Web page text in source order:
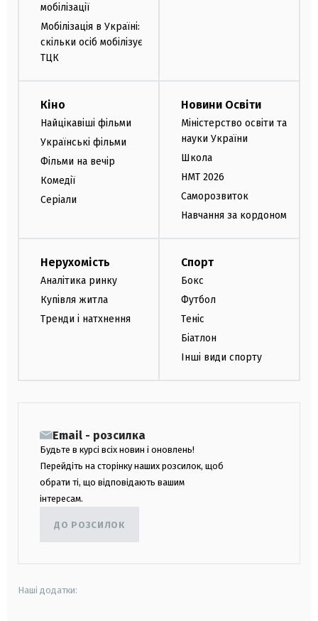
мобілізації
Мобілізація в Україні:
скільки осіб мобілізує
ТЦК
Кіно
Найцікавіші фільми
Українські фільми
Фільми на вечір
Комедії
Серіали
Новини Освіти
Міністерство освіти та
науки України
Школа
НМТ 2026
Саморозвиток
Навчання за кордоном
Нерухомість
Аналітика ринку
Купівля житла
Тренди і натхнення
Спорт
Бокс
Футбол
Теніс
Біатлон
Інші види спорту
Email - розсилка
Будьте в курсі всіх новин і оновлень!
Перейдіть на сторінку наших розсилок, щоб
обрати ті, що відповідають вашим
інтересам.
ДО РОЗСИЛОК
Наші додатки: